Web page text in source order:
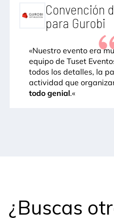
Convención
para Gurobi
«Nuestro evento era
equipo de Tuset
todos los detalles, la
actividad que
todo genial.«
¿Buscas